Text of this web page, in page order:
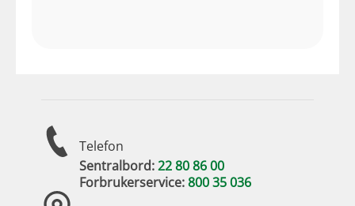
Telefon
Sentralbord:22 80 86 00
Forbrukerservice:800 35 036